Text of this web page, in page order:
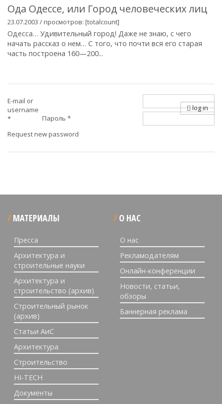
Ода Одессе, или Город человеческих лиц
23.07.2003 / просмотров: [totalcount]
Одесса… Удивительный город! Даже не знаю, с чего
начать рассказ о нем… С того, что почти вся его старая
часть построена 160—200...
E-mail or
username
*
Пароль *
Request new password
log in
МАТЕРИАЛЫ
Пресса
Архитектура и
строительные науки
Архитектура и
строительство (архив)
Строительный рынок
(архив)
Статьи АиС
Архитектура
Строительство
HI-TECH
Документы
О НАС
О нас
Рекламодателям
Онлайн-конференции
Новости, статьи,
обзоры
Баннерная реклама